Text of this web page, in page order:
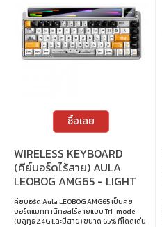
ซื้อเลย
WIRELESS KEYBOARD
(คีย์บอร์ดไร้สาย) AULA
LEOBOG AMG65 - LIGHT
FEATHER SWITCH RGB EN
WHITE
คีย์บอร์ด Aula LEOBOG AMG65 เป็นคีย์
บอร์ดแมคคานิคอลไร้สายแบบ Tri-mode
(บลูทูธ 2.4G และมีสาย) ขนาด 65% ที่โดดเด่น